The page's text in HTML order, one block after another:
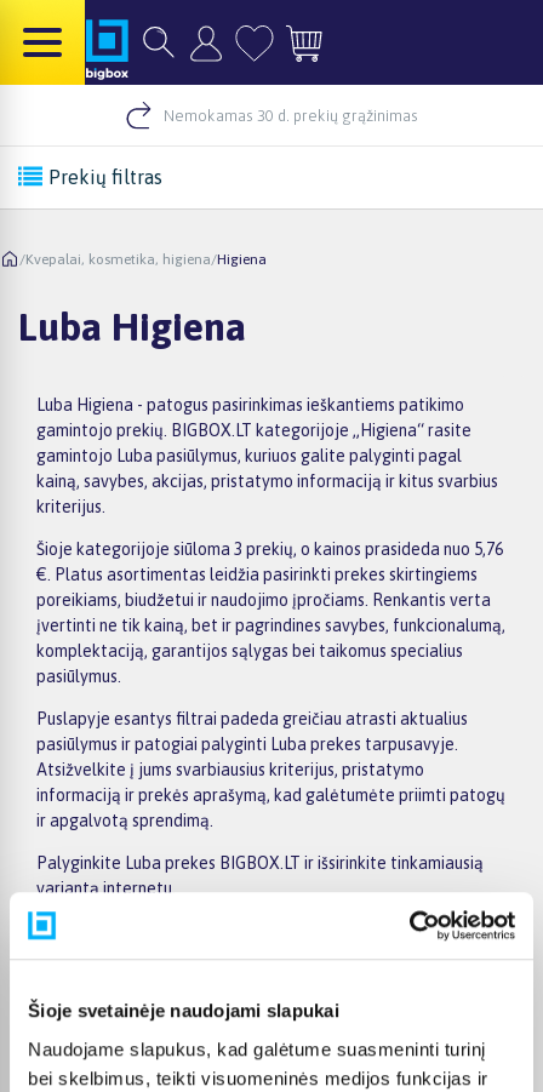
Šioje svetainėje naudojami slapukai
Naudojame slapukus, kad galėtume suasmeninti turinį
bei skelbimus, teikti visuomeninės medijos funkcijas ir
Nemokamas 30 d. prekių grąžinimas
Prekių filtras
/Kvepalai, kosmetika, higiena/Higiena
Luba Higiena
Luba Higiena - patogus pasirinkimas ieškantiems patikimo
gamintojo prekių. BIGBOX.LT kategorijoje „Higiena“ rasite
gamintojo Luba pasiūlymus, kuriuos galite palyginti pagal
kainą, savybes, akcijas, pristatymo informaciją ir kitus svarbius
kriterijus.
Šioje kategorijoje siūloma 3 prekių, o kainos prasideda nuo 5,76
€. Platus asortimentas leidžia pasirinkti prekes skirtingiems
poreikiams, biudžetui ir naudojimo įpročiams. Renkantis verta
įvertinti ne tik kainą, bet ir pagrindines savybes, funkcionalumą,
komplektaciją, garantijos sąlygas bei taikomus specialius
pasiūlymus.
Puslapyje esantys filtrai padeda greičiau atrasti aktualius
pasiūlymus ir patogiai palyginti Luba prekes tarpusavyje.
Atsižvelkite į jums svarbiausius kriterijus, pristatymo
informaciją ir prekės aprašymą, kad galėtumėte priimti patogų
ir apgalvotą sprendimą.
Palyginkite Luba prekes BIGBOX.LT ir išsirinkite tinkamiausią
variantą internetu.
Pirkėjų atsiliepimai apie prekes